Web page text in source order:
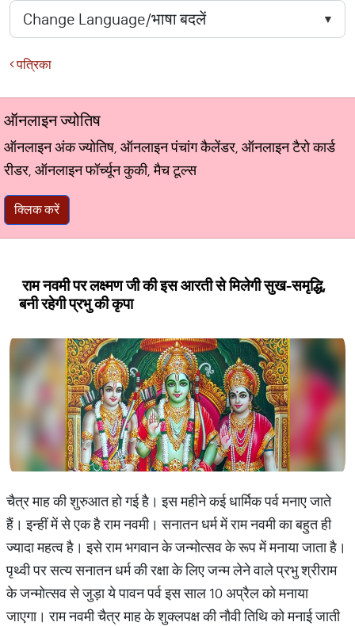
पत्रिका
ऑनलाइन ज्योतिष
ऑनलाइन अंक ज्योतिष, ऑनलाइन पंचांग कैलेंडर, ऑनलाइन टैरो कार्ड
रीडर, ऑनलाइन फॉर्च्यून कुकी, मैच टूल्स
क्लिक करें
राम नवमी पर लक्ष्मण जी की इस आरती से मिलेगी सुख-समृद्धि,
बनी रहेगी प्रभु की कृपा
चैत्र माह की शुरुआत हो गई है। इस महीने कई धार्मिक पर्व मनाए जाते
हैं। इन्हीं में से एक है राम नवमी। सनातन धर्म में राम नवमी का बहुत ही
ज्यादा महत्व है। इसे राम भगवान के जन्मोत्सव के रूप में मनाया जाता है।
पृथ्वी पर सत्य सनातन धर्म की रक्षा के लिए जन्म लेने वाले प्रभु श्रीराम
के जन्मोत्सव से जुड़ा ये पावन पर्व इस साल 10 अप्रैल को मनाया
जाएगा। राम नवमी चैत्र माह के शुक्लपक्ष की नौवी तिथि को मनाई जाती